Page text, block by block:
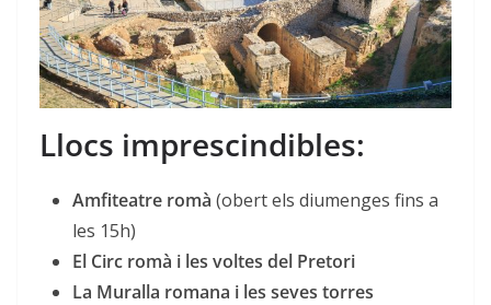
Llocs imprescindibles:
Amfiteatre romà (obert els diumenges fins a
les 15h)
El Circ romà i les voltes del Pretori
La Muralla romana i les seves torres